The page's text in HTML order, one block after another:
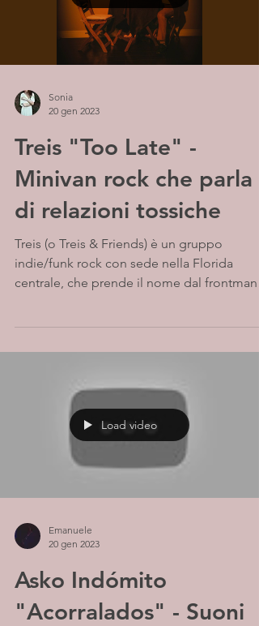
Sonia
20 gen 2023
Treis "Too Late" -
Minivan rock che parla
di relazioni tossiche
Treis (o Treis & Friends) è un gruppo
indie/funk rock con sede nella Florida
centrale, che prende il nome dal frontman
Load video
Emanuele
20 gen 2023
Asko Indómito
"Acorralados" - Suoni